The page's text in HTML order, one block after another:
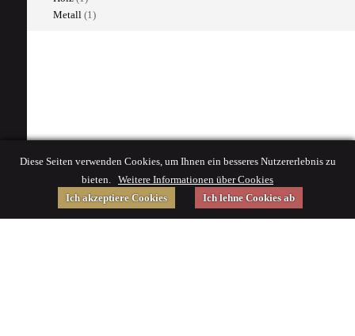
Metall (1)
Diese Seiten verwenden Cookies, um Ihnen ein besseres Nutzererlebnis zu
bieten. Weitere Informationen über Cookies
Ich akzeptiere Cookies
Ich lehne Cookies ab